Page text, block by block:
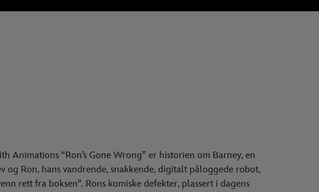
Animations “Ron’s Gone Wrong” er historien om Barney, en
og Ron, hans vandrende, snakkende, digitalt påloggede robot,
rett fra boksen". Rons komiske defekter, plassert i dagens